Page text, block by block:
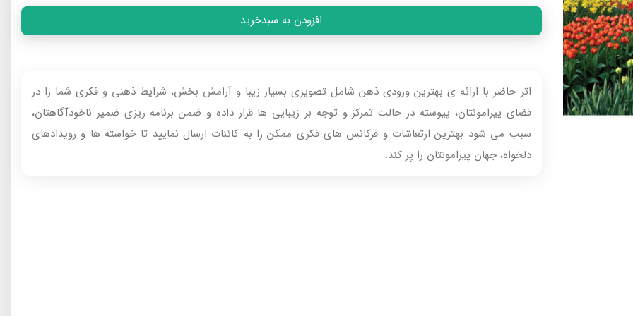
افزودن به سبدخرید
اثر حاضر با ارائه‌ ی بهترین ورودی‌ ذهن شامل تصویری بسیار زیبا و آرامش‌ بخش، شرایط ذهنی و فکری شما را در
فضای پیرامونتان، پیوسته در حالت تمرکز و توجه بر زیبایی‌ ها قرار داده و ضمن برنامه‌ ریزی ضمیر ناخودآگاهتان،
سبب می‌ شود بهترین ارتعاشات و فرکانس‌ های فکری ممکن را به کائنات ارسال نمایید تا خواسته‌ ها و رویدادهای
دلخواه، جهان پیرامونتان را پر کند.